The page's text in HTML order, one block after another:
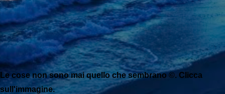
Le cose non sono mai quello che sembrano ©. Clicca
sull'immagine.